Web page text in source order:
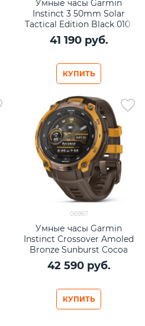
Умные часы Garmin
Instinct 3 50mm Solar
Tactical Edition Black 010-
02935-50
41 190 руб.
КУПИТЬ
06967
Умные часы Garmin
Instinct Crossover Amoled
Bronze Sunburst Cocoa
010-03398-01
42 590 руб.
КУПИТЬ